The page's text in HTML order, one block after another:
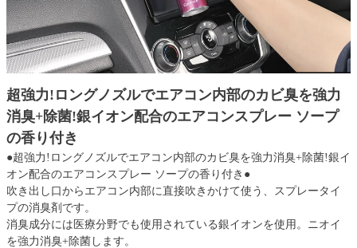
超強力!ロングノズルでエアコン内部のカビ臭を強力
消臭+除菌!銀イオン配合のエアコンスプレー ソープ
の香り付き
●超強力!ロングノズルでエアコン内部のカビ臭を強力消臭+除菌!銀イ
オン配合のエアコンスプレー ソープの香り付き●
吹き出し口からエアコン内部に直接吹きかけて使う、スプレータイ
プの消臭剤です。
消臭成分には医療分野でも使用されている銀イオンを使用。ニオイ
を強力消臭+除菌します。